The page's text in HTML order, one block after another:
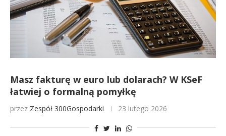
Masz fakturę w euro lub dolarach? W KSeF
łatwiej o formalną pomyłkę
przez Zespół 300Gospodarki 23 lutego 2026